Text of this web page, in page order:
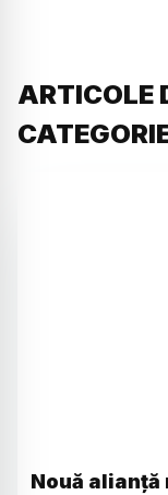
ARTICOLE
Nouă